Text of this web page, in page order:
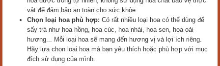
vật để đảm bảo an toàn cho sức khỏe.
Chọn loại hoa phù hợp: Có rất nhiều loại hoa có thể dùng để
sấy trà như hoa hồng, hoa cúc, hoa nhài, hoa sen, hoa oải
hương... Mỗi loại hoa sẽ mang đến hương vị và lợi ích riêng.
Hãy lựa chọn loại hoa mà bạn yêu thích hoặc phù hợp với mục
đích sử dụng của mình.